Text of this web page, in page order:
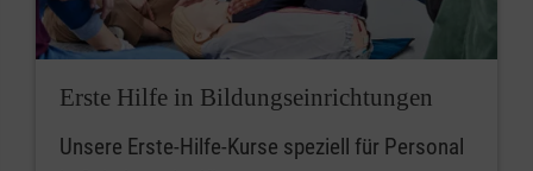
Erste Hilfe in Bildungseinrichtungen
Unsere Erste-Hilfe-Kurse speziell für Personal